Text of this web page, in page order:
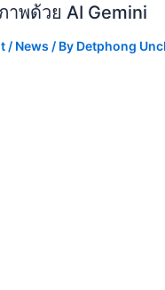
พด้วย AI Gemini
/ News / By Detphong